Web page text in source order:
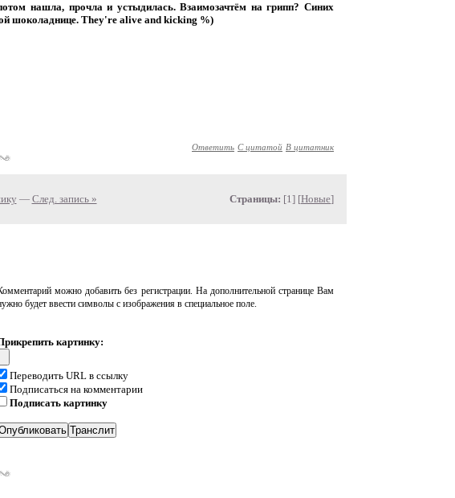
нашла, прочла и устыдилась. Взаимозачтём на грипп? Синих
шоколаднице. They're alive and kicking %)
Ответить С цитатой В цитатник
— След. запись » Страницы: [1] [Новые]
можно добавить без регистрации. На дополнительной странице Вам
будет ввести символы с изображения в специальное поле.
картинку:
Переводить URL в ссылку
Подписаться на комментарии
Подписать картинку